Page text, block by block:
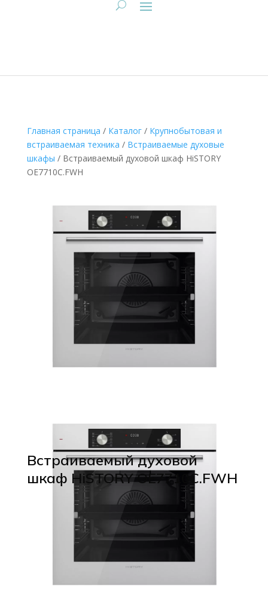
Главная страница / Каталог / Крупнобытовая и
встраиваемая техника / Встраиваемые духовые
шкафы / Встраиваемый духовой шкаф HiSTORY
OE7710C.FWH
Встраиваемый духовой
шкаф HiSTORY OE7710C.FWH